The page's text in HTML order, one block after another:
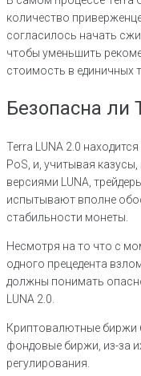
количество
согласилось начать
чтобы уменьшить
стоимость в единичных
Безопасна ли
Terra LUNA 2.0
PoS, и, учитывая
версиями LUNA,
испытывают вполне
стабильности монеты.
Несмотря на то что с
одного прецедента
должны понимать
LUNA 2.0.
Криптовалютные биржи
фондовые биржи, из-за
регулирования.